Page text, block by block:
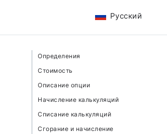
Русский
Определения
Стоимость
Описание опции
Начисление калькуляций
Списание калькуляций
Сгорание и начисление